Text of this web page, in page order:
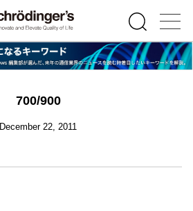
700/900
December 22, 2011